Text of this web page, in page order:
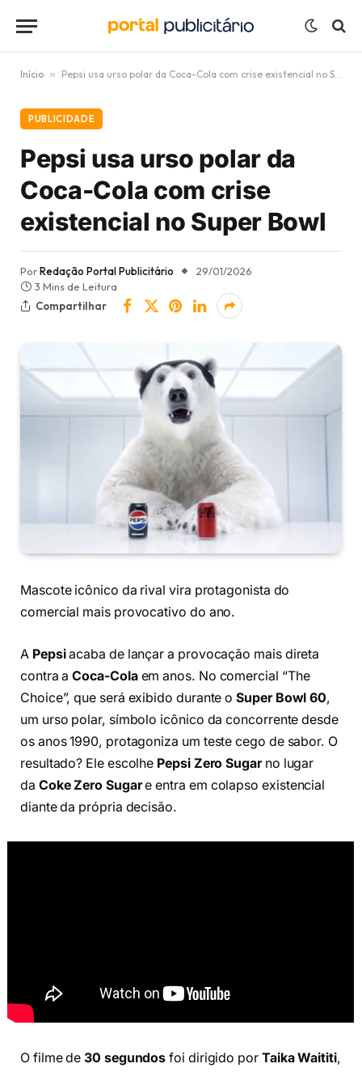
Início » Pepsi usa urso polar da Coca-Cola com crise existencial no Super Bowl
PUBLICIDADE
Pepsi usa urso polar da
Coca-Cola com crise
existencial no Super Bowl
PorRedação Portal Publicitário
29/01/2026
3 Mins de Leitura
Compartilhar
Mascote icônico da rival vira protagonista do
comercial mais provocativo do ano.
A Pepsiacaba de lançar a provocação mais direta
contra aCoca-Colaem anos. No comercial “The
Choice”, que será exibido durante oSuper Bowl 60,
um urso polar, símbolo icônico da concorrente desde
os anos 1990, protagoniza um teste cego de sabor. O
resultado? Ele escolhe Pepsi Zero Sugarno lugar
da Coke Zero Sugare entra em colapso existencial
diante da própria decisão.
O filme de30 segundos foi dirigido por Taika Waititi,